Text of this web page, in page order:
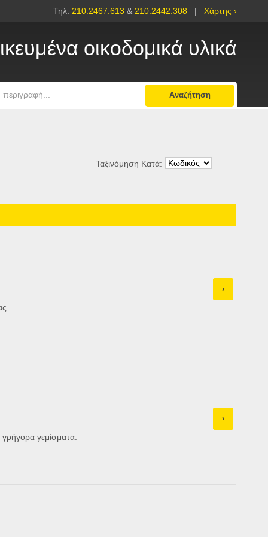
Τηλ. 210.2467.613 & 210.2442.308 | Χάρτης ›
οικοδομικά υλικά
Αναζήτηση
Ταξινόμηση Κατά:
›
γεμίσματα.
›